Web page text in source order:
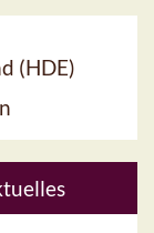
(HDE)